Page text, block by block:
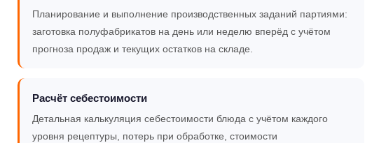
Планирование и выполнение производственных заданий партиями:
заготовка полуфабрикатов на день или неделю вперёд с учётом
прогноза продаж и текущих остатков на складе.
Расчёт себестоимости
Детальная калькуляция себестоимости блюда с учётом каждого
уровня рецептуры, потерь при обработке, стоимости